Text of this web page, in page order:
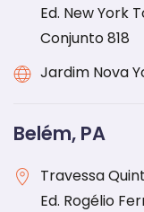
Ed. New York
Conjunto 818
Jardim Nova
Belém, PA
Travessa
Ed. Rogélio